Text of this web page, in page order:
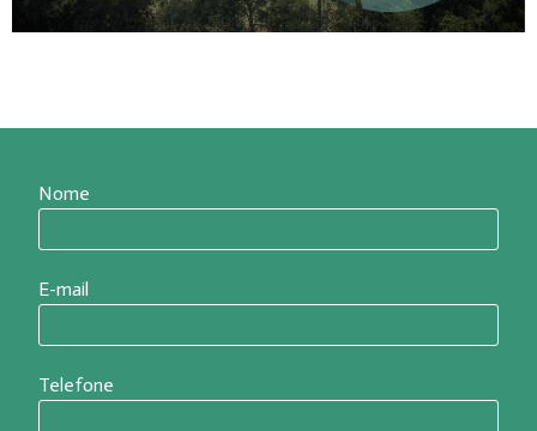
Nome
E-mail
Telefone